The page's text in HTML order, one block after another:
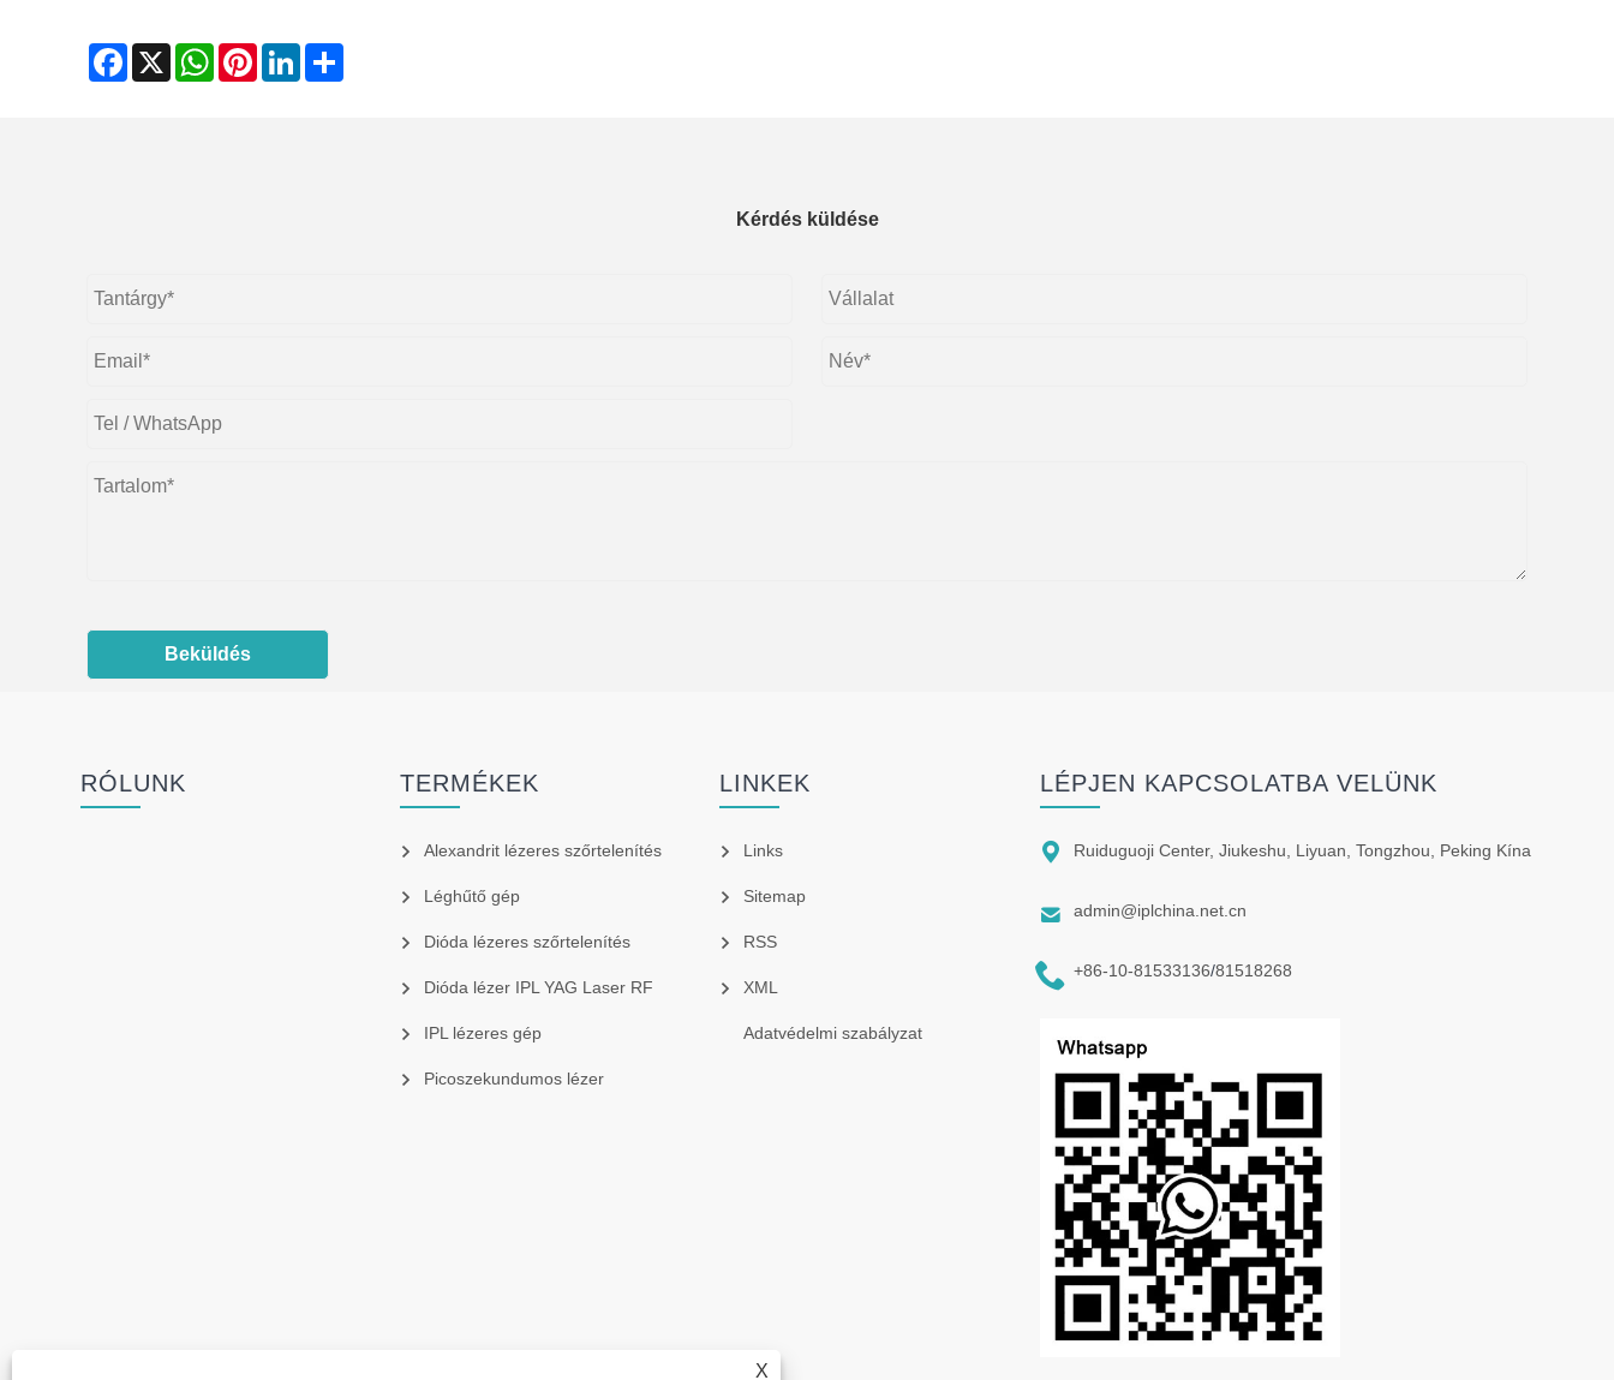
Facebook
X WhatsAppPinterestLinkedIn
Kérdés küldése
Beküldés
X
RÓLUNK TERMÉKEK
Alexandrit lézeres szőrtelenítés
Léghűtő gép
Dióda lézeres szőrtelenítés
Dióda lézer IPL YAG Laser RF
IPL lézeres gép
Picoszekundumos lézer
LINKEK
Links
Sitemap
RSS
XML
Adatvédelmi szabályzat
LÉPJEN KAPCSOLATBA VELÜNK
 Ruiduguoji Center, Jiukeshu, Liyuan, Tongzhou, Peking Kína
 admin@iplchina.net.cn
 +86-10-81533136/81518268